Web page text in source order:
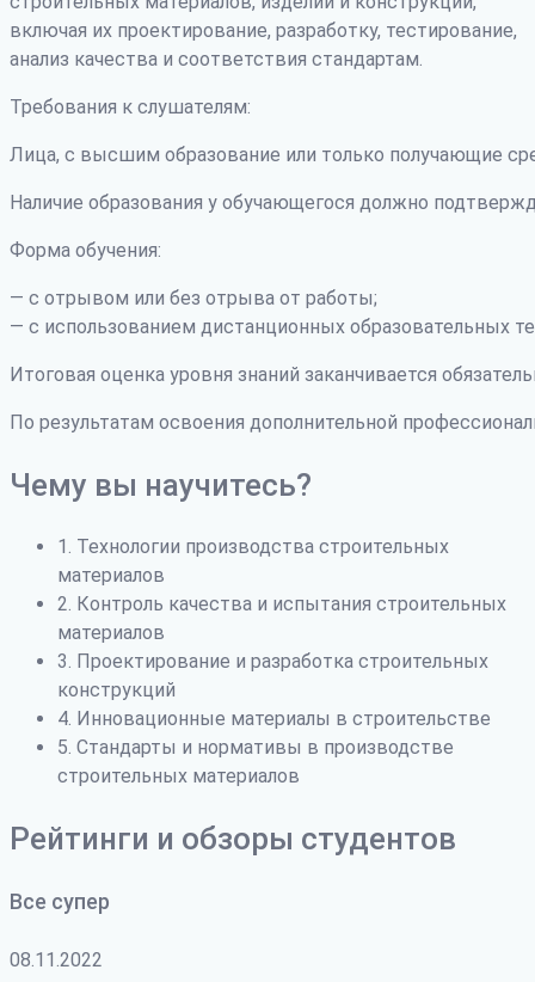
включая их проектирование, разработку, тестирование,
анализ качества и соответствия стандартам.
Требования к слушателям:
Лица, с высшим образование или только получающие
Наличие образования у обучающегося должно
Форма обучения:
— с отрывом или без отрыва от работы;
— с использованием дистанционных образовательных
Итоговая оценка уровня знаний заканчивается
По результатам освоения дополнительной
Чему вы научитесь?
1. Технологии производства строительных
материалов
2. Контроль качества и испытания строительных
материалов
3. Проектирование и разработка строительных
конструкций
4. Инновационные материалы в строительстве
5. Стандарты и нормативы в производстве
строительных материалов
Рейтинги и обзоры студентов
Все супер
08.11.2022